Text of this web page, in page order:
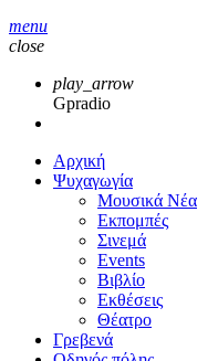
menu
close
play_arrow
Gpradio
Αρχική
Ψυχαγωγία
Μουσικά Νέα
Εκπομπές
Σινεμά
Events
Βιβλίο
Εκθέσεις
Θέατρο
Γρεβενά